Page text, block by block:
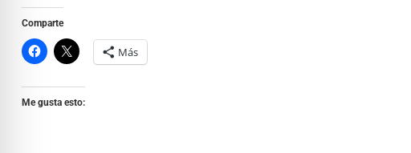
Comparte
Más
Me gusta esto: